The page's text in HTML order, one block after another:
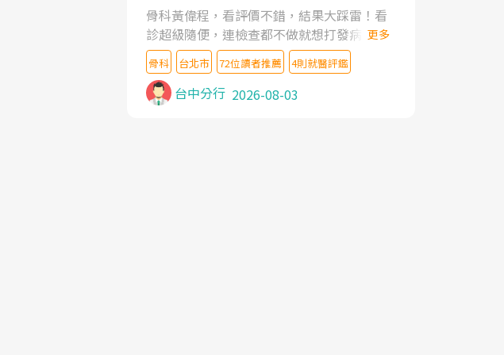
家,上網搜尋杜主任相關文章新聞跟網路評價
之後,下定決心飛回台北找杜醫師診治. 杜主
任的乾針跟增生治療真的很厲害,第一次乾針
就覺得整個肩頸鬆開,回家特別好睡,經過幾次
治療,長年頑疾已經好了大半,杜主任除了打針
超厲害,還會一直交代要改善姿勢跟好好做運
骨科黃偉程，看評價不錯，結果大踩雷！看
診超級隨便，連檢查都不做就想打發病人，
還好大的官威 ... 想詢問病情還被陰陽怪氣嘲
諷一番。可能好評帶來的大頭症，變得自負
不尊重病人。醫術也不行，畢竟連檢查都懶
得做，治療會有用才怪。大家避雷吧！
更多
骨科 台北市 72位讀者推薦 4則就醫評鑑
台中分行 2026-08-03